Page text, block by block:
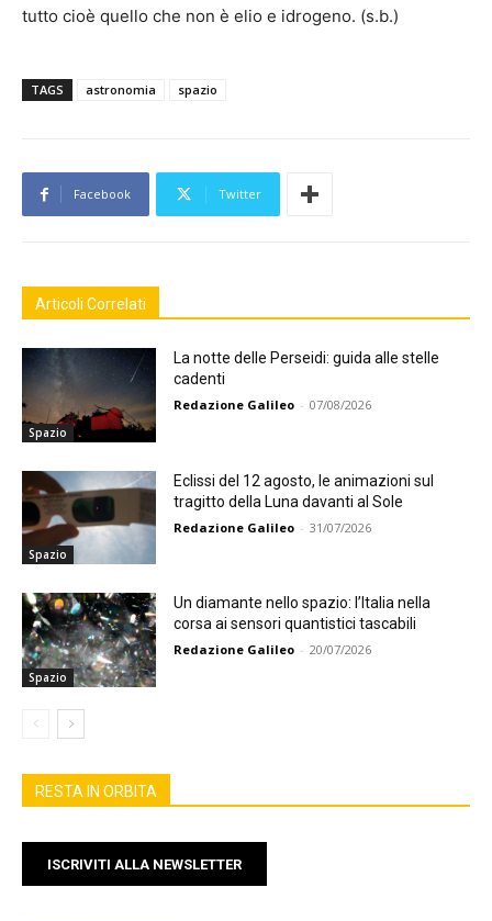
tutto cioè quello che non è elio e idrogeno. (s.b.)
TAGS astronomia spazio
Facebook Twitter
Articoli Correlati
Spazio
La notte delle Perseidi: guida alle stelle
cadenti
Redazione Galileo - 07/08/2026
Spazio
Eclissi del 12 agosto, le animazioni sul
tragitto della Luna davanti al Sole
Redazione Galileo - 31/07/2026
Spazio
Un diamante nello spazio: l’Italia nella
corsa ai sensori quantistici tascabili
Redazione Galileo - 20/07/2026
RESTA IN ORBITA
ISCRIVITI ALLA NEWSLETTER